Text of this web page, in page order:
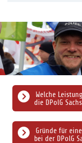
Gründe für
bei der DPolG
Welche
die DPolG